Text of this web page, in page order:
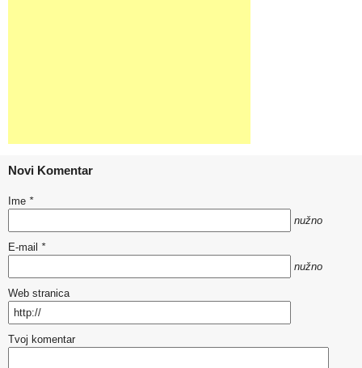
Novi Komentar
Ime *
nužno
E-mail *
nužno
Web stranica
Tvoj komentar